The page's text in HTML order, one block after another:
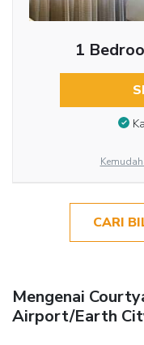
1
CARI
Mengenai
Airport/Earth